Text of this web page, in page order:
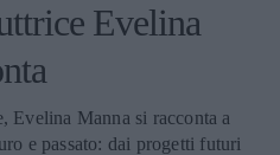
Evelina
Evelina Manna si racconta a
e passato: dai progetti futuri